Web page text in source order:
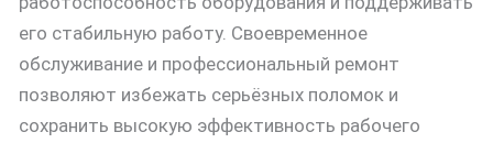
его стабильную работу. Своевременное
обслуживание и профессиональный ремонт
позволяют избежать серьёзных поломок и
сохранить высокую эффективность рабочего